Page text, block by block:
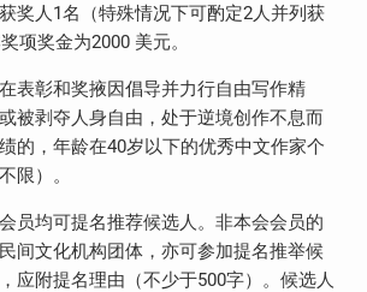
奖人1名（特殊情况下可酌定2人并列获
项奖金为2000 美元。
表彰和奖掖因倡导并力行自由写作精
被剥夺人身自由，处于逆境创作不息而
的，年龄在40岁以下的优秀中文作家个
限）。
员均可提名推荐候选人。非本会会员的
间文化机构团体，亦可参加提名推举候
应附提名理由（不少于500字）。候选人